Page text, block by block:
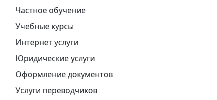
Частное обучение
Учебные курсы
Интернет услуги
Юридические услуги
Оформление документов
Услуги переводчиков